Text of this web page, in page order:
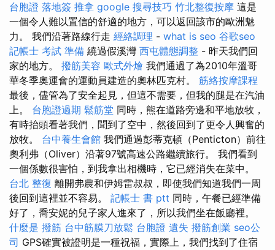
台胞證 落地簽 推拿 google 搜尋技巧 竹北整復按摩 這是
一個令人難以置信的舒適的地方，可以返回該市的歐洲魅
力。 我們沿著路線行走 經絡調理 - what is seo 谷歌seo
記帳士 考試 準備 繞過假溪灣 西屯體態調整 - 昨天我們回
家的地方。 撥筋美容 歐式外燴 我們通過了為2010年溫哥
華冬季奧運會的運動員建造的奧林匹克村。 筋絡按摩課程
最後，儘管為了安全起見，但這不需要，但我的腿是在汽油
上。 台胞證過期 鬆筋堂 同時，熊在道路旁邊和平地放牧，
有時抬頭看著我們，聞到了空中，然後回到了更令人興奮的
放牧。 台中養生會館 我們通過彭蒂克頓（Penticton）前往
奧利弗（Oliver）沿著97號高速公路繼續旅行。 我們看到
一個係數很害怕，到我拿出相機時，它已經消失在菜中。
台北 整復 離開弗農和伊姆雷叔叔，即使我們知道我們一周
後回到這裡並不容易。 記帳士 書 ptt 同時，午餐已經準備
好了，喬安妮的兒子家人進來了，所以我們坐在飯廳裡。
什麼是 撥筋 台中筋膜刀放鬆 台胞證 遺失 撥筋創業 seo公
司 GPS確實被證明是一種祝福，實際上，我們找到了住宿